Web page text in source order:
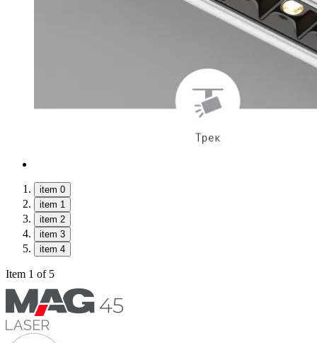
item 0
item 1
item 2
item 3
item 4
Item 1 of 5